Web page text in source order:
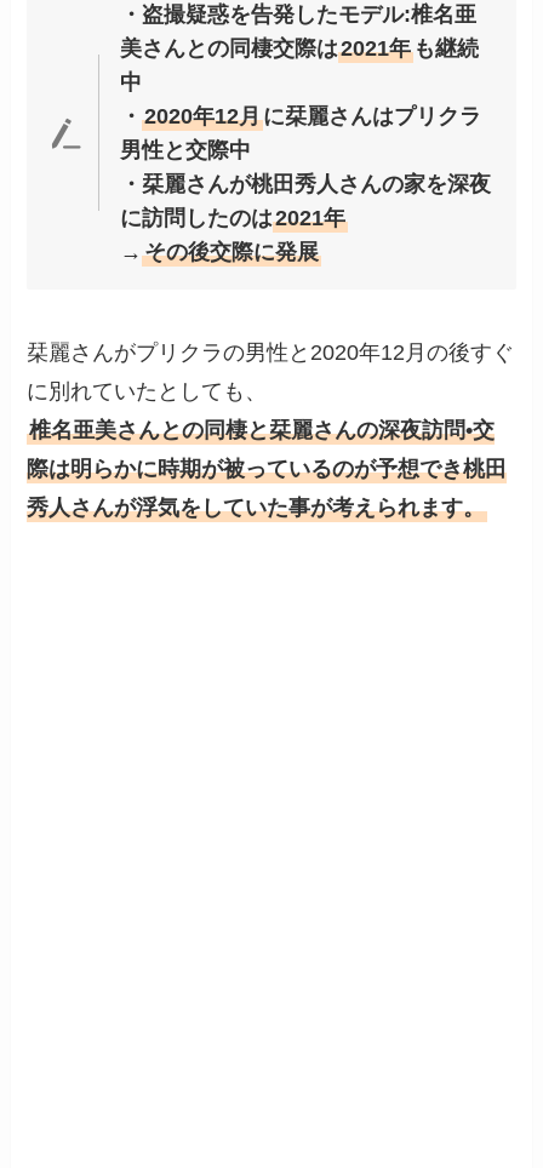
・盗撮疑惑を告発したモデル:椎名亜
美さんとの同棲交際は2021年も継続
中
・ 2020年12月に栞麗さんはプリクラ
男性と交際中
・栞麗さんが桃田秀人さんの家を深夜
に訪問したのは2021年
→ その後交際に発展
栞麗さんがプリクラの男性と2020年12月の後すぐ
に別れていたとしても、
椎名亜美さんとの同棲と栞麗さんの深夜訪問•交
際は明らかに時期が被っているのが予想でき桃田
秀人さんが浮気をしていた事が考えられます。